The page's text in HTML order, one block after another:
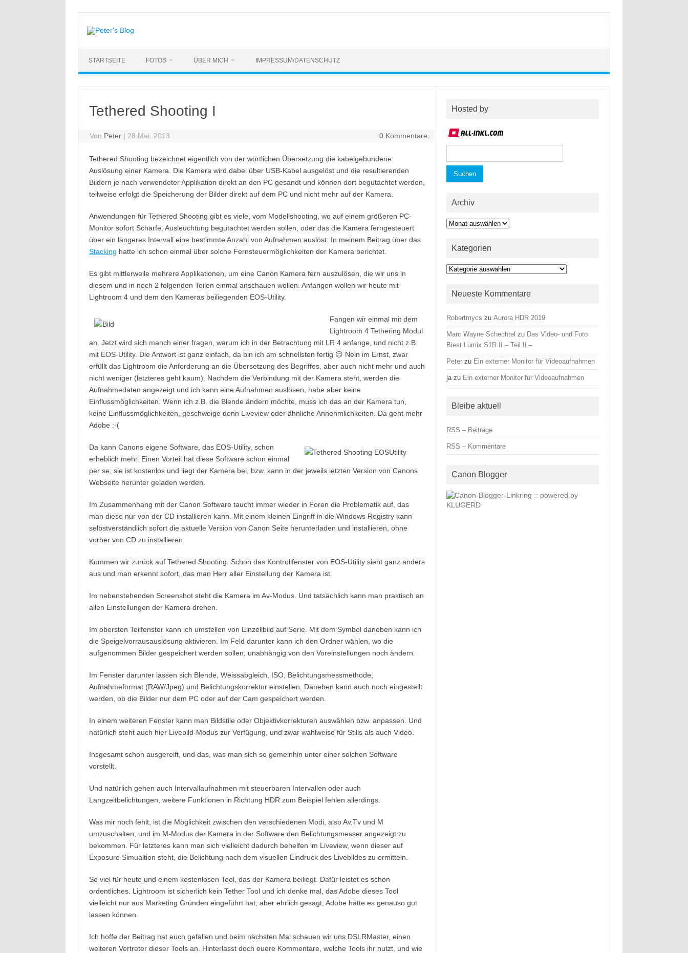
springen
STARTSEITE FOTOS ÜBER MICH IMPRESSUM/DATENSCHUTZ
Tethered Shooting I
Von Peter | 28.Mai. 2013 0 Kommentare
Tethered Shooting bezeichnet eigentlich von der wörtlichen Übersetzung die kabelgebundene
Auslösung einer Kamera. Die Kamera wird dabei über USB-Kabel ausgelöst und die resultierenden
Bildern je nach verwendeter Applikation direkt an den PC gesandt und können dort begutachtet werden,
teilweise erfolgt die Speicherung der Bilder direkt auf dem PC und nicht mehr auf der Kamera.
Anwendungen für Tethered Shooting gibt es viele, vom Modellshooting, wo auf einem größeren PC-
Monitor sofort Schärfe, Ausleuchtung begutachtet werden sollen, oder das die Kamera ferngesteuert
über ein längeres Intervall eine bestimmte Anzahl von Aufnahmen auslöst. In meinem Beitrag über das
Stacking hatte ich schon einmal über solche Fernsteuermöglichkeiten der Kamera berichtet.
Es gibt mittlerweile mehrere Applikationen, um eine Canon Kamera fern auszulösen, die wir uns in
diesem und in noch 2 folgenden Teilen einmal anschauen wollen. Anfangen wollen wir heute mit
Lightroom 4 und dem den Kameras beiliegenden EOS-Utility.
Fangen wir einmal mit dem
Lightroom 4 Tethering Modul
an. Jetzt wird sich manch einer fragen, warum ich in der Betrachtung mit LR 4 anfange, und nicht z.B.
mit EOS-Utility. Die Antwort ist ganz einfach, da bin ich am schnellsten fertig 😉 Nein im Ernst, zwar
erfüllt das Lightroom die Anforderung an die Übersetzung des Begriffes, aber auch nicht mehr und auch
nicht weniger (letzteres geht kaum). Nachdem die Verbindung mit der Kamera steht, werden die
Aufnahmedaten angezeigt und ich kann eine Aufnahmen auslösen, habe aber keine
Einflussmöglichkeiten. Wenn ich z.B. die Blende ändern möchte, muss ich das an der Kamera tun,
keine Einflussmöglichkeiten, geschweige denn Liveview oder ähnliche Annehmlichkeiten. Da geht mehr
Adobe ;-(
Da kann Canons eigene Software, das EOS-Utility, schon
erheblich mehr. Einen Vorteil hat diese Software schon einmal
per se, sie ist kostenlos und liegt der Kamera bei, bzw. kann in der jeweils letzten Version von Canons
Webseite herunter geladen werden.
Im Zusammenhang mit der Canon Software taucht immer wieder in Foren die Problematik auf, das
man diese nur von der CD installieren kann. Mit einem kleinen Eingriff in die Windows Registry kann
selbstverständlich sofort die aktuelle Version von Canon Seite herunterladen und installieren, ohne
vorher von CD zu installieren.
Kommen wir zurück auf Tethered Shooting. Schon das Kontrollfenster von EOS-Utility sieht ganz anders
aus und man erkennt sofort, das man Herr aller Einstellung der Kamera ist.
Im nebenstehenden Screenshot steht die Kamera im Av-Modus. Und tatsächlich kann man praktisch an
allen Einstellungen der Kamera drehen.
Im obersten Teilfenster kann ich umstellen von Einzellbild auf Serie. Mit dem Symbol daneben kann ich
die Speigelvorrausauslösung aktivieren. Im Feld darunter kann ich den Ordner wählen, wo die
aufgenommen Bilder gespeichert werden sollen, unabhängig von den Voreinstellungen noch ändern.
Im Fenster darunter lassen sich Blende, Weissabgleich, ISO, Belichtungsmessmethode,
Aufnahmeformat (RAW/Jpeg) und Belichtungskorrektur einstellen. Daneben kann auch noch eingestellt
werden, ob die Bilder nur dem PC oder auf der Cam gespeichert werden.
In einem weiteren Fenster kann man Bildstile oder Objektivkorrekturen auswählen bzw. anpassen. Und
natürlich steht auch hier Livebild-Modus zur Verfügung, und zwar wahlweise für Stills als auch Video.
Insgesamt schon ausgereift, und das, was man sich so gemeinhin unter einer solchen Software
vorstellt.
Und natürlich gehen auch Intervallaufnahmen mit steuerbaren Intervallen oder auch
Langzeitbelichtungen, weitere Funktionen in Richtung HDR zum Beispiel fehlen allerdings.
Was mir noch fehlt, ist die Möglichkeit zwischen den verschiedenen Modi, also Av,Tv und M
umzuschalten, und im M-Modus der Kamera in der Software den Belichtungsmesser angezeigt zu
bekommen. Für letzteres kann man sich vielleicht dadurch behelfen im Liveview, wenn dieser auf
Exposure Simualtion steht, die Belichtung nach dem visuellen Eindruck des Livebildes zu ermitteln.
So viel für heute und einem kostenlosen Tool, das der Kamera beiliegt. Dafür leistet es schon
ordentliches. Lightroom ist sicherlich kein Tether Tool und ich denke mal, das Adobe dieses Tool
vielleicht nur aus Marketing Gründen eingeführt hat, aber ehrlich gesagt, Adobe hätte es genauso gut
lassen können.
Ich hoffe der Beitrag hat euch gefallen und beim nächsten Mal schauen wir uns DSLRMaster, einen
weiteren Vertreter dieser Tools an. Hinterlasst doch euere Kommentare, welche Tools ihr nutzt, und wie
Hosted by
nach:
Archiv
Archiv
Kategorien
Kategorien
Neueste Kommentare
Robertmycs zuAurora HDR 2019
Marc Wayne Schechtel zu Das Video- und Foto
Biest Lumix S1R II – Teil II –
Peter zu Ein externer Monitor für Videoaufnahmen
jazu Ein externer Monitor für Videoaufnahmen
Bleibe aktuell
RSS – Beiträge
RSS – Kommentare
Canon Blogger